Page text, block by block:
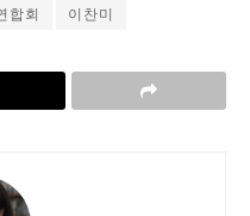
합회 이찬미